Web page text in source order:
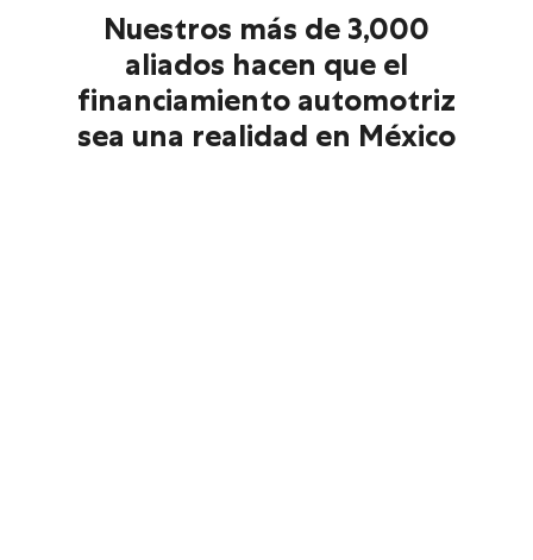
Nuestros más de 3,000
aliados hacen que el
financiamiento automotriz
sea una realidad en México